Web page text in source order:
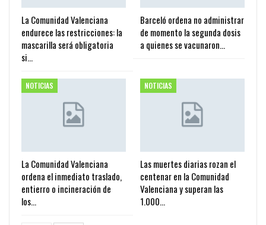
La Comunidad Valenciana
endurece las restricciones: la
mascarilla será obligatoria
si…
Barceló ordena no administrar
de momento la segunda dosis
a quienes se vacunaron…
NOTICIAS
La Comunidad Valenciana
ordena el inmediato traslado,
entierro o incineración de
los…
NOTICIAS
Las muertes diarias rozan el
centenar en la Comunidad
Valenciana y superan las
1.000…